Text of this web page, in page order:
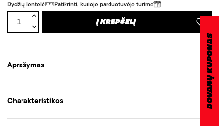
Dydžių lentelė Patikrinti, kurioje parduotuvėje turime
Į KREPŠELĮ
Aprašymas
Charakteristikos DOVANŲ KUPONAS